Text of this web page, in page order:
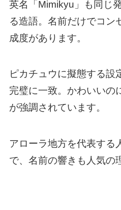
英名「Mimikyu」も同じ
る造語。名前だけでコン
成度があります。
ピカチュウに擬態する設
完璧に一致。かわいいの
が強調されています。
アローラ地方を代表する
で、名前の響きも人気の